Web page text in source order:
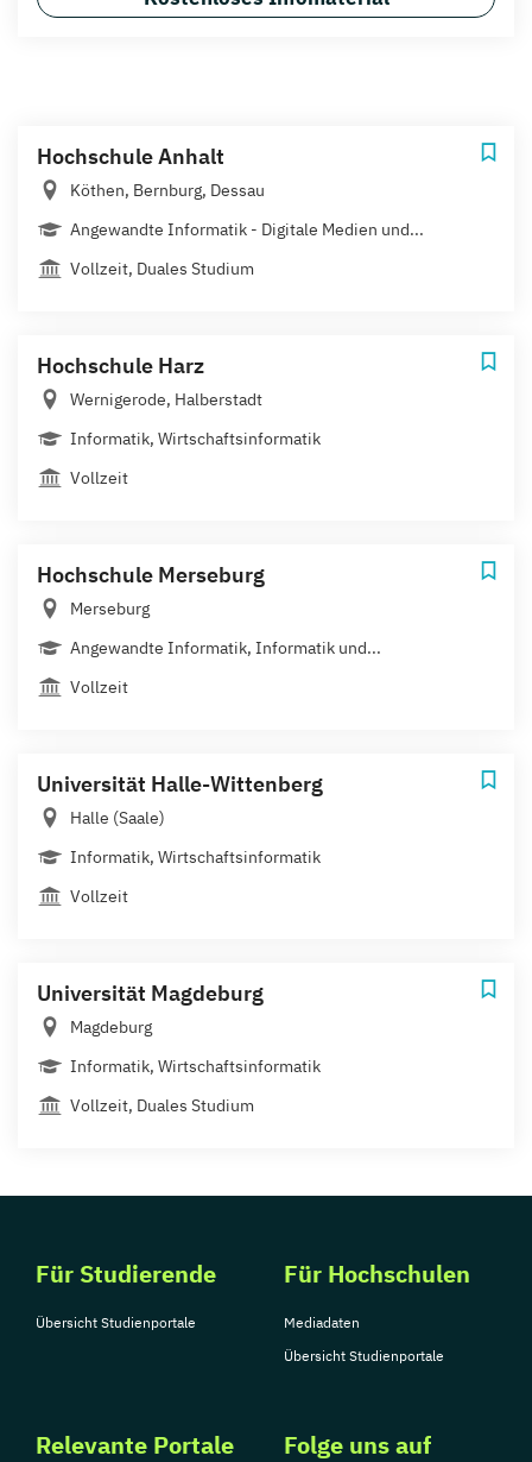
Hochschule Anhalt
Köthen, Bernburg, Dessau
Angewandte Informatik - Digitale Medien und...
Vollzeit, Duales Studium
Hochschule Harz
Wernigerode, Halberstadt
Informatik, Wirtschaftsinformatik
Vollzeit
Hochschule Merseburg
Merseburg
Angewandte Informatik, Informatik und...
Vollzeit
Universität Halle-Wittenberg
Halle (Saale)
Informatik, Wirtschaftsinformatik
Vollzeit
Universität Magdeburg
Magdeburg
Informatik, Wirtschaftsinformatik
Vollzeit, Duales Studium
Für Studierende
Übersicht Studienportale
Für Hochschulen
Mediadaten
Übersicht Studienportale
Relevante Portale Folge uns auf